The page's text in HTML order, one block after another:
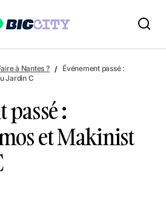
et Makinist au Jardin C
à Nantes ?
Événement passé :
Jardin C
passé :
et Makinist